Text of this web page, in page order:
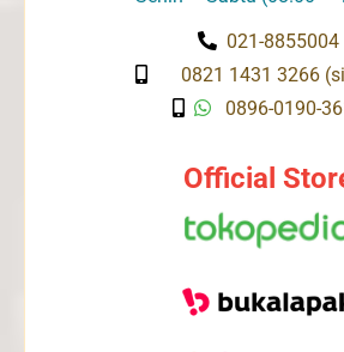
021-8855004
0821 1431 3266
0896-0190-
Official